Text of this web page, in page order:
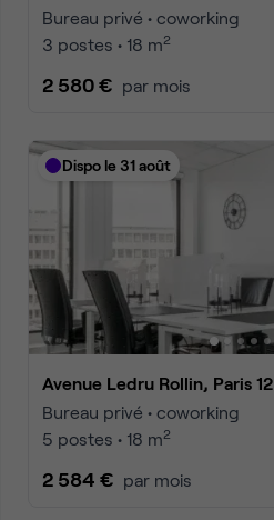
Bureau privé • coworking
3 postes • 18 m2
2 580 € par mois
Dispo le 31 août
Avenue Ledru Rollin, Paris 12
Bureau privé • coworking
5 postes • 18 m2
2 584 € par mois